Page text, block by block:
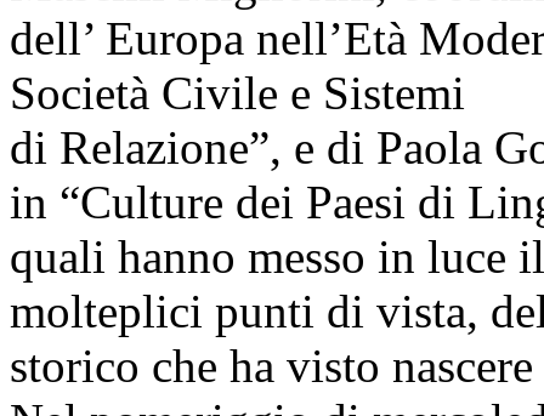
dell’ Europa nell’Età
Società Civile e Sistemi
di Relazione”, e di Paola
in “Culture dei Paesi di
quali hanno messo in luce
molteplici punti di vista,
storico che ha visto